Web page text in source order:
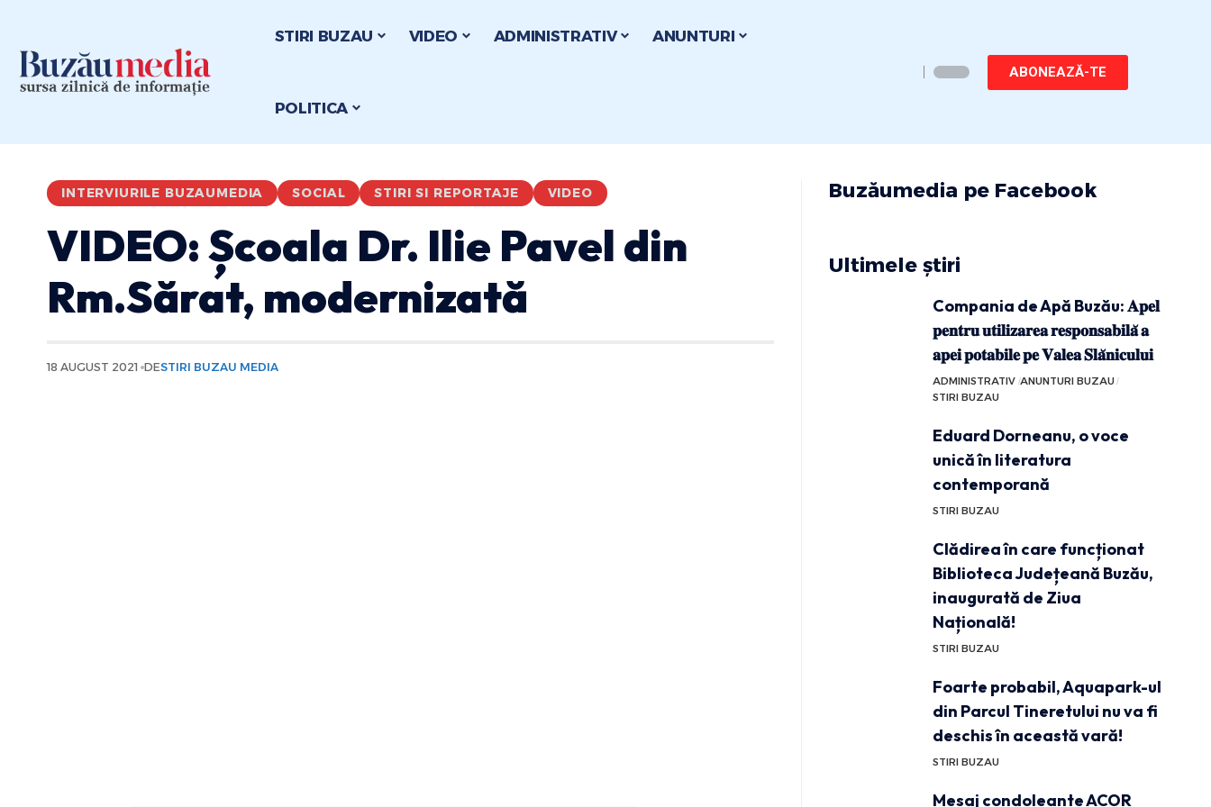
STIRI BUZAU VIDEO ADMINISTRATIV ANUNTURI
POLITICA
ABONEAZĂ-TE
INTERVIURILE BUZAUMEDIA SOCIAL STIRI SI REPORTAJE VIDEO
VIDEO: Școala Dr. Ilie Pavel din
Rm.Sărat, modernizată
18 AUGUST 2021 DESTIRI BUZAU MEDIA
Buzăumedia pe Facebook
Ultimele știri
Compania de Apă Buzău: 𝐀𝐩𝐞𝐥
𝐩𝐞𝐧𝐭𝐫𝐮 𝐮𝐭𝐢𝐥𝐢𝐳𝐚𝐫𝐞𝐚 𝐫𝐞𝐬𝐩𝐨𝐧𝐬𝐚𝐛𝐢𝐥𝐚̆ 𝐚
𝐚𝐩𝐞𝐢 𝐩𝐨𝐭𝐚𝐛𝐢𝐥𝐞 𝐩𝐞 𝐕𝐚𝐥𝐞𝐚 𝐒𝐥𝐚̆𝐧𝐢𝐜𝐮𝐥𝐮𝐢
ADMINISTRATIV ANUNTURI BUZAU
STIRI BUZAU
Eduard Dorneanu, o voce
unică în literatura
contemporană
STIRI BUZAU
Clădirea în care funcționat
Biblioteca Județeană Buzău,
inaugurată de Ziua
Națională!
STIRI BUZAU
Foarte probabil, Aquapark-ul
din Parcul Tineretului nu va fi
deschis în această vară!
STIRI BUZAU
Mesaj condoleante ACOR